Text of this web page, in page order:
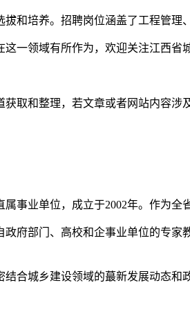
和培养。招聘岗位涵盖了工程管
一领域有所作为，欢迎关注江西
取和整理，若文章或者网站内容涉
事业单位，成立于2002年。作为
府部门、高校和企事业单位的专
合城乡建设领域的蕞新发展动态